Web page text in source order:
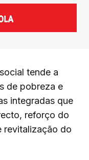
tende a
de pobreza e
integradas que
reforço do
revitalização do